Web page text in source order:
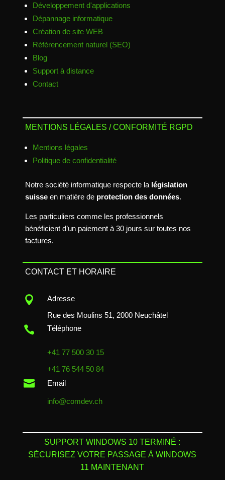
Développement d'applications
Dépannage informatique
Création de site WEB
Référencement naturel (SEO)
Blog
Support à distance
Contact
MENTIONS LÉGALES / CONFORMITÉ RGPD
Mentions légales
Politique de confidentialité
Notre société informatique respecte la législation
suisseen matière de protection des données.
Les particuliers comme les professionnels
bénéficient d’un paiement à 30 jours sur toutes nos
factures.
CONTACT ET HORAIRE

Adresse
Rue des Moulins 51, 2000 Neuchâtel
 Téléphone
+41 77 500 30 15
+41 76 544 50 84
 Email
info@comdev.ch
SUPPORT WINDOWS 10 TERMINÉ :
SÉCURISEZ VOTRE PASSAGE À WINDOWS
11 MAINTENANT